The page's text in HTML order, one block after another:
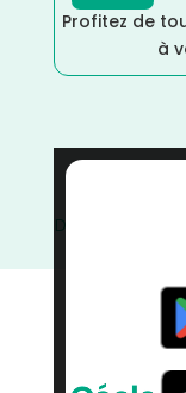
Profitez de
à
Distance